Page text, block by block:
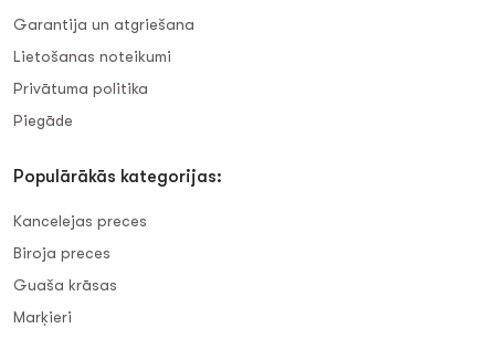
Garantija un atgriešana
Lietošanas noteikumi
Privātuma politika
Piegāde
Populārākās kategorijas:
Kancelejas preces
Biroja preces
Guaša krāsas
Marķieri